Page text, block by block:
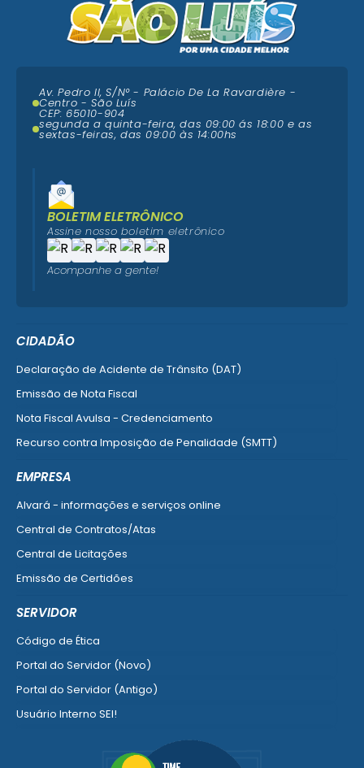
CIDADÃO
Declaração de Acidente de Trânsito (DAT)
Emissão de Nota Fiscal
Nota Fiscal Avulsa - Credenciamento
Recurso contra Imposição de Penalidade (SMTT)
EMPRESA
Alvará - informações e serviços online
Central de Contratos/Atas
Central de Licitações
Emissão de Certidões
SERVIDOR
Código de Ética
Portal do Servidor (Novo)
Portal do Servidor (Antigo)
Usuário Interno SEI!
Av. Pedro II, S/N° - Palácio De La Ravardière -
Centro - São Luís
CEP: 65010-904
segunda a quinta-feira, das 09:00 ás 18:00 e as
sextas-feiras, das 09:00 às 14:00hs
BOLETIM ELETRÔNICO
Assine nosso boletim eletrônico
Acompanhe a gente!